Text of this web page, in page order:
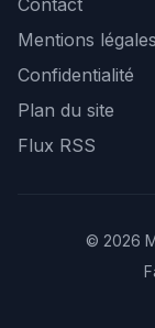
Contact
Mentions légales
Confidentialité
Plan du site
Flux RSS
© 2026